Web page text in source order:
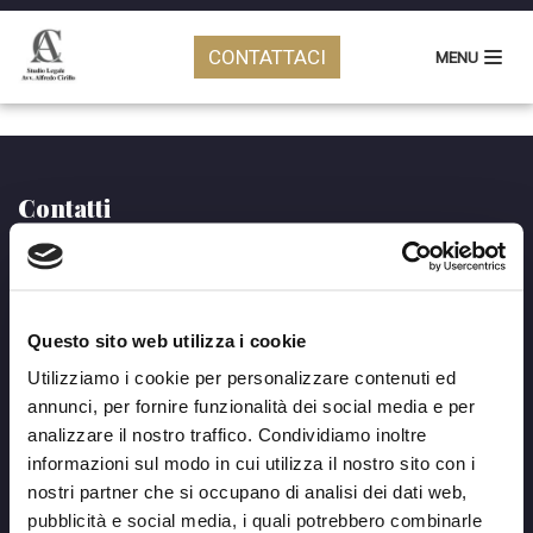
Questo sito web utilizza i cookie
Utilizziamo i cookie per personalizzare contenuti ed
annunci, per fornire funzionalità dei social media e per
analizzare il nostro traffico. Condividiamo inoltre
informazioni sul modo in cui utilizza il nostro sito con i
nostri partner che si occupano di analisi dei dati web,
pubblicità e social media, i quali potrebbero combinarle
Vai
al
CONTATTACI MENU
Competenze
Contatti
Via Gregorio VII, 350 - 00165 Roma
+39 06 98186201
info@studiolegalecirillo.eu
Facebook
Instagram Linkedin Twitter
Orari d'apertura